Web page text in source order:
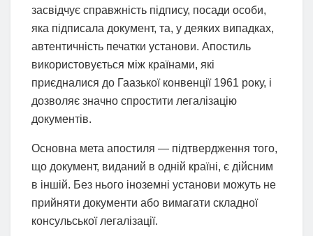
засвідчує справжність підпису, посади особи,
яка підписала документ, та, у деяких випадках,
автентичність печатки установи. Апостиль
використовується між країнами, які
приєдналися до Гаазької конвенції 1961 року, і
дозволяє значно спростити легалізацію
документів.
Основна мета апостиля — підтвердження того,
що документ, виданий в одній країні, є дійсним
в іншій. Без нього іноземні установи можуть не
прийняти документи або вимагати складної
консульської легалізації.